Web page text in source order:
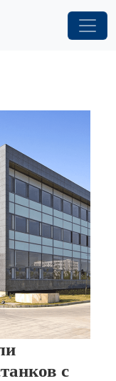
с